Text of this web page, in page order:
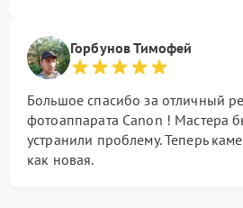
Горбунов Тимофей
Большое спасибо за отличный
фотоаппарата Canon ! Мастера
устранили проблему. Теперь
как новая.